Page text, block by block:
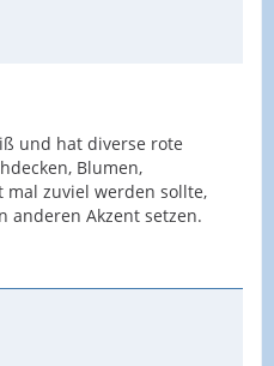
und hat diverse rote
Blumen,
mal zuviel werden sollte,
anderen Akzent setzen.